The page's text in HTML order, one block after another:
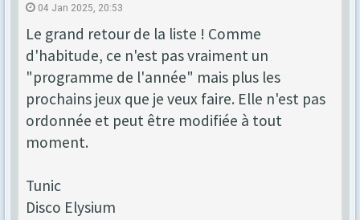
04 Jan 2025, 20:53
Le grand retour de la liste ! Comme
d'habitude, ce n'est pas vraiment un
"programme de l'année" mais plus les
prochains jeux que je veux faire. Elle n'est pas
ordonnée et peut être modifiée à tout
moment.
Tunic
Disco Elysium